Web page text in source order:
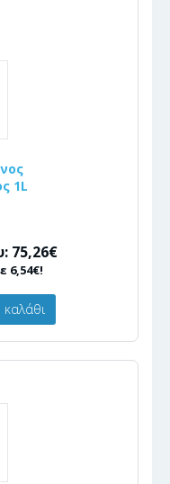
1L
75,26€
6,54€!